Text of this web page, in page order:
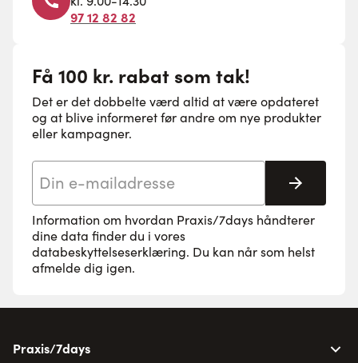
97 12 82 82
Få 100 kr. rabat som tak!
Det er det dobbelte værd altid at være opdateret
og at blive informeret før andre om nye produkter
eller kampagner.
Tilmeld
Information om hvordan Praxis/7days håndterer
dine data finder du i vores
databeskyttelseserklæring. Du kan når som helst
afmelde dig igen.
Praxis/7days